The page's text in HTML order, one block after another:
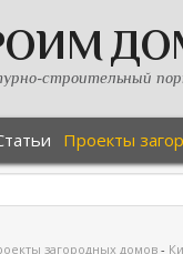
строительный
Проекты
загородных домов -